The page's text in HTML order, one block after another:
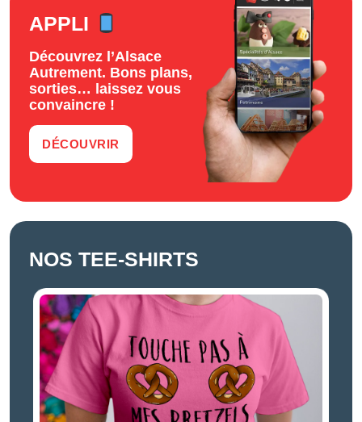
APPLI
Découvrez l’Alsace
Autrement. Bons plans,
sorties… laissez vous
convaincre !
DÉCOUVRIR
NOS TEE-SHIRTS